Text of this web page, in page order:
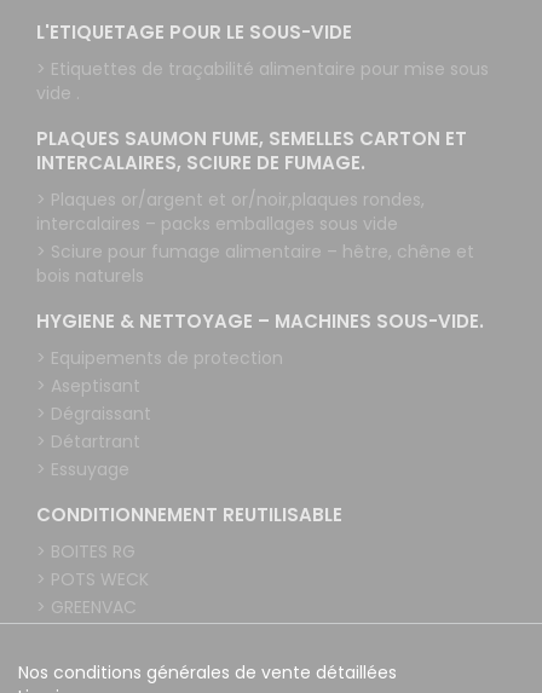
L'ETIQUETAGE POUR LE SOUS-VIDE
> Etiquettes de traçabilité alimentaire pour mise sous
vide .
PLAQUES SAUMON FUME, SEMELLES CARTON ET
INTERCALAIRES, SCIURE DE FUMAGE.
> Plaques or/argent et or/noir,plaques rondes,
intercalaires – packs emballages sous vide
> Sciure pour fumage alimentaire – hêtre, chêne et
bois naturels
HYGIENE & NETTOYAGE – MACHINES SOUS-VIDE.
> Equipements de protection
> Aseptisant
> Dégraissant
> Détartrant
> Essuyage
CONDITIONNEMENT REUTILISABLE
> BOITES RG
> POTS WECK
> GREENVAC
Nos conditions générales de vente détaillées